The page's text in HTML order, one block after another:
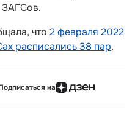
ЗАГСов.
что 2 февраля 2022
расписались 38 пар.
на